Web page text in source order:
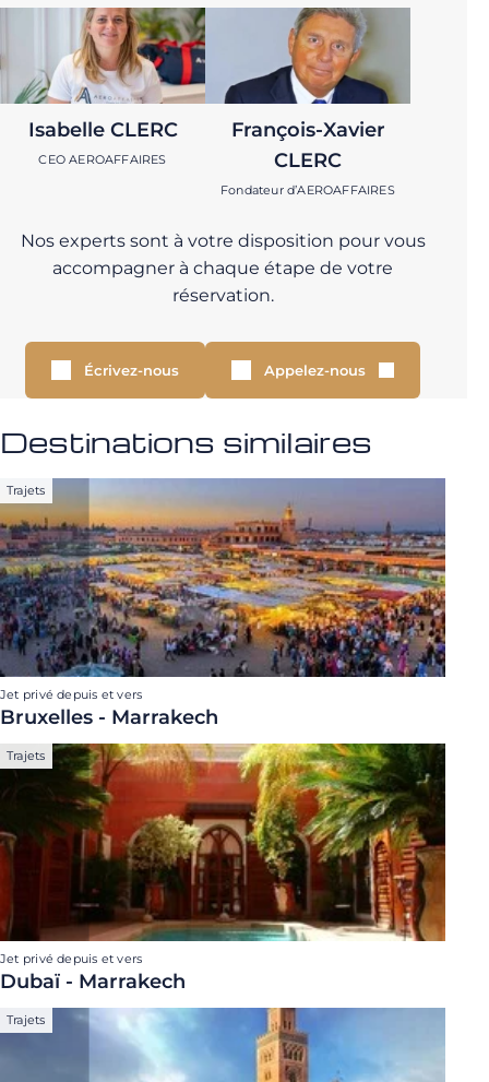
Isabelle CLERC
CEO AEROAFFAIRES
François-Xavier
CLERC
Fondateur d’AEROAFFAIRES
Nos experts sont à votre disposition pour vous
accompagner à chaque étape de votre
réservation.
Écrivez-nous Appelez-nous
Destinations similaires
Trajets
Jet privé depuis et vers
Bruxelles - Marrakech
Trajets
Jet privé depuis et vers
Dubaï - Marrakech
Trajets